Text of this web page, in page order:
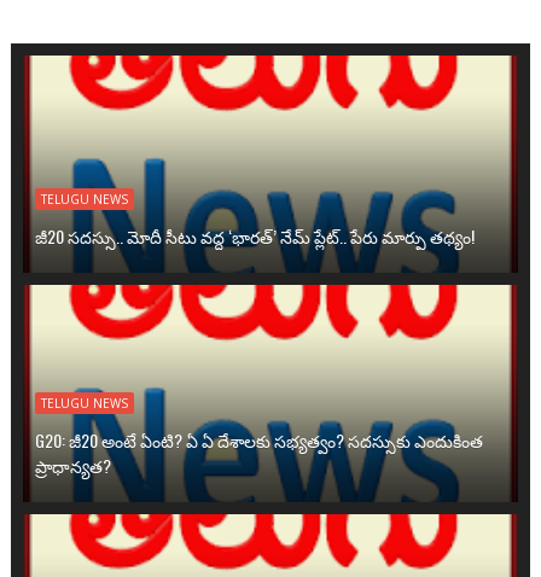
TELUGU NEWS
జీ20 సదస్సు.. మోదీ సీటు వద్ద ‘భారత్’ నేమ్ ప్లేట్‌.. పేరు మార్పు తథ్యం!
TELUGU NEWS
G20: జీ20 అంటే ఏంటి? ఏ ఏ దేశాలకు సభ్యత్వం? సదస్సుకు ఎందుకింత
ప్రాధాన్యత?